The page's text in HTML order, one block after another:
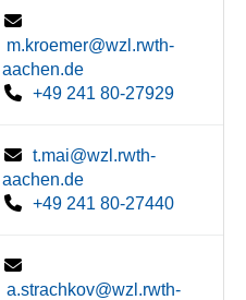
m.kroemer@wzl.rwth-
aachen.de
+49 241 80-27929
t.mai@wzl.rwth-
aachen.de
+49 241 80-27440
a.strachkov@wzl.rwth-